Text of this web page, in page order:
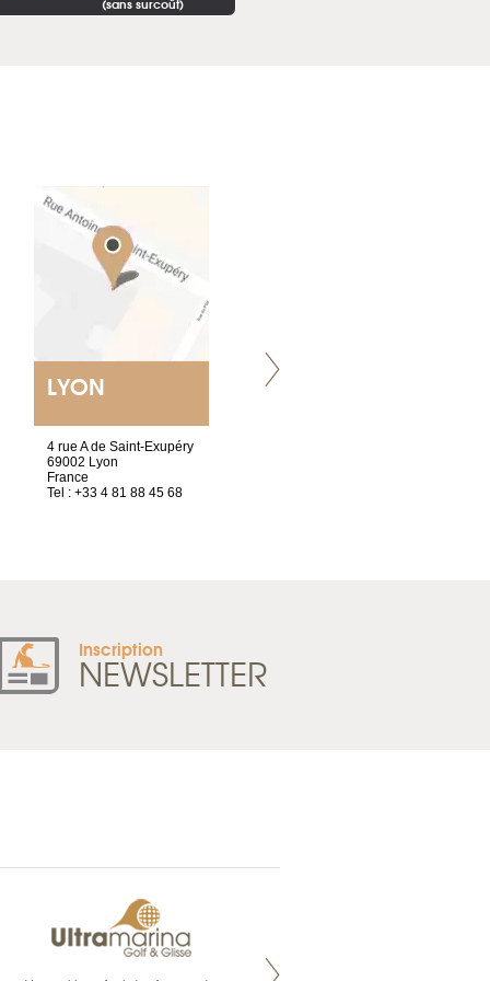
LYON
4 rue A de Saint-Exupéry
69002 Lyon
France
Tel : +33 4 81 88 45 68
Inscription
NEWSLETTER